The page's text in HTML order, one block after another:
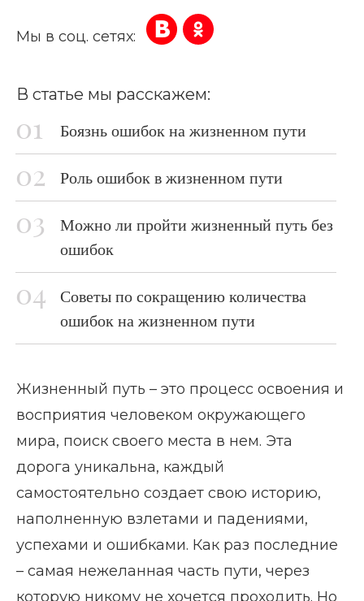
Мы в соц. сетях:
В статье мы расскажем:
Боязнь ошибок на жизненном пути
Роль ошибок в жизненном пути
Можно ли пройти жизненный путь без
ошибок
Советы по сокращению количества
ошибок на жизненном пути
Жизненный путь – это процесс освоения и
восприятия человеком окружающего
мира, поиск своего места в нем. Эта
дорога уникальна, каждый
самостоятельно создает свою историю,
наполненную взлетами и падениями,
успехами и ошибками. Как раз последние
– самая нежеланная часть пути, через
которую никому не хочется проходить. Но